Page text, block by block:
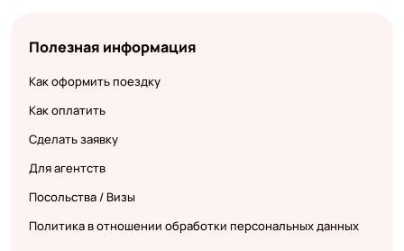
Полезная информация
Как оформить поездку
Как оплатить
Сделать заявку
Для агентств
Посольства / Визы
Политика в отношении обработки персональных данных